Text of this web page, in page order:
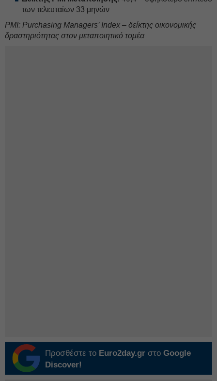
των τελευταίων 33 μηνών
PMI: Purchasing Managers’ Index – δείκτης οικονομικής
δραστηριότητας στον μεταποιητικό τομέα
Προσθέστε το Euro2day.gr στο Google
Discover!